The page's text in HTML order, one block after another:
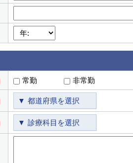
常勤 非常勤
都道府県を選択
診療科目を選択